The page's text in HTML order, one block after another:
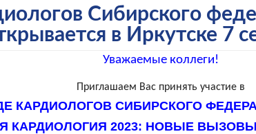
Сибирского
в Иркутске 7
Уважаемые коллеги!
Приглашаем Вас принять участие в
КАРДИОЛОГОВ СИБИРСКОГО
КАРДИОЛОГИЯ 2023: НОВЫЕ